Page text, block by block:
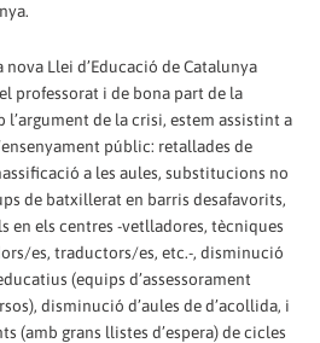
Llei d’Educació de Catalunya
professorat i de bona part de la
de la crisi, estem assistint a
públic: retallades de
a les aules, substitucions no
de batxillerat en barris desafavorits,
en els centres -vetlladores, tècniques
es, traductors/es, etc.-, disminució
(equips d’assessorament
disminució d’aules de d’acollida, i
(amb grans llistes d’espera) de cicles